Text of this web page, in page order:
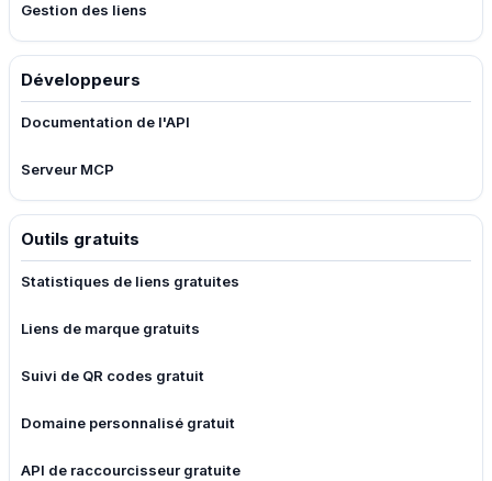
Gestion des liens
Développeurs
Documentation de l'API
Serveur MCP
Outils gratuits
Statistiques de liens gratuites
Liens de marque gratuits
Suivi de QR codes gratuit
Domaine personnalisé gratuit
API de raccourcisseur gratuite